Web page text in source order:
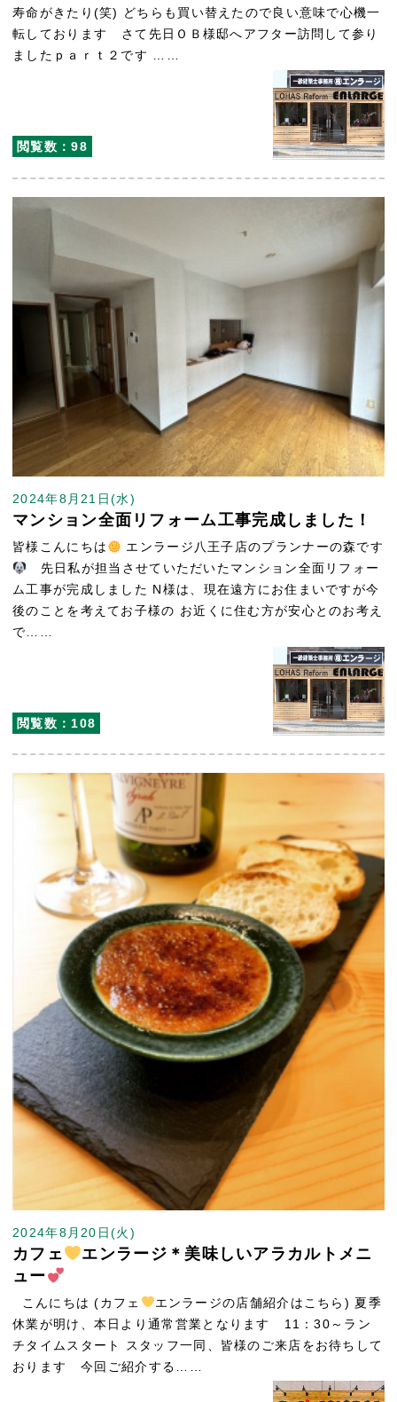
閲覧数：98
寿命がきたり(笑) どちらも買い替えたので良い意味で心機一
転しております さて先日ＯＢ様邸へアフター訪問して参り
ましたｐａｒｔ２です ……
閲覧数：108
2024年8月21日(水)
マンション全面リフォーム工事完成しました！
皆様こんにちは
エンラージ八王子店のプランナーの森です
先日私が担当させていただいたマンション全面リフォー
ム工事が完成しました N様は、現在遠方にお住まいですが今
後のことを考えてお子様の お近くに住む方が安心とのお考え
で……
2024年8月20日(火)
カフェ
エンラージ＊美味しいアラカルトメニ
ュー
こんにちは (カフェ
エンラージの店舗紹介はこちら) 夏季
休業が明け、本日より通常営業となります 11：30～ラン
チタイムスタート スタッフ一同、皆様のご来店をお待ちして
おります 今回ご紹介する……